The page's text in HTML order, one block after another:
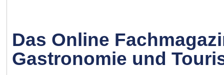
Das Online
Gastronomie und